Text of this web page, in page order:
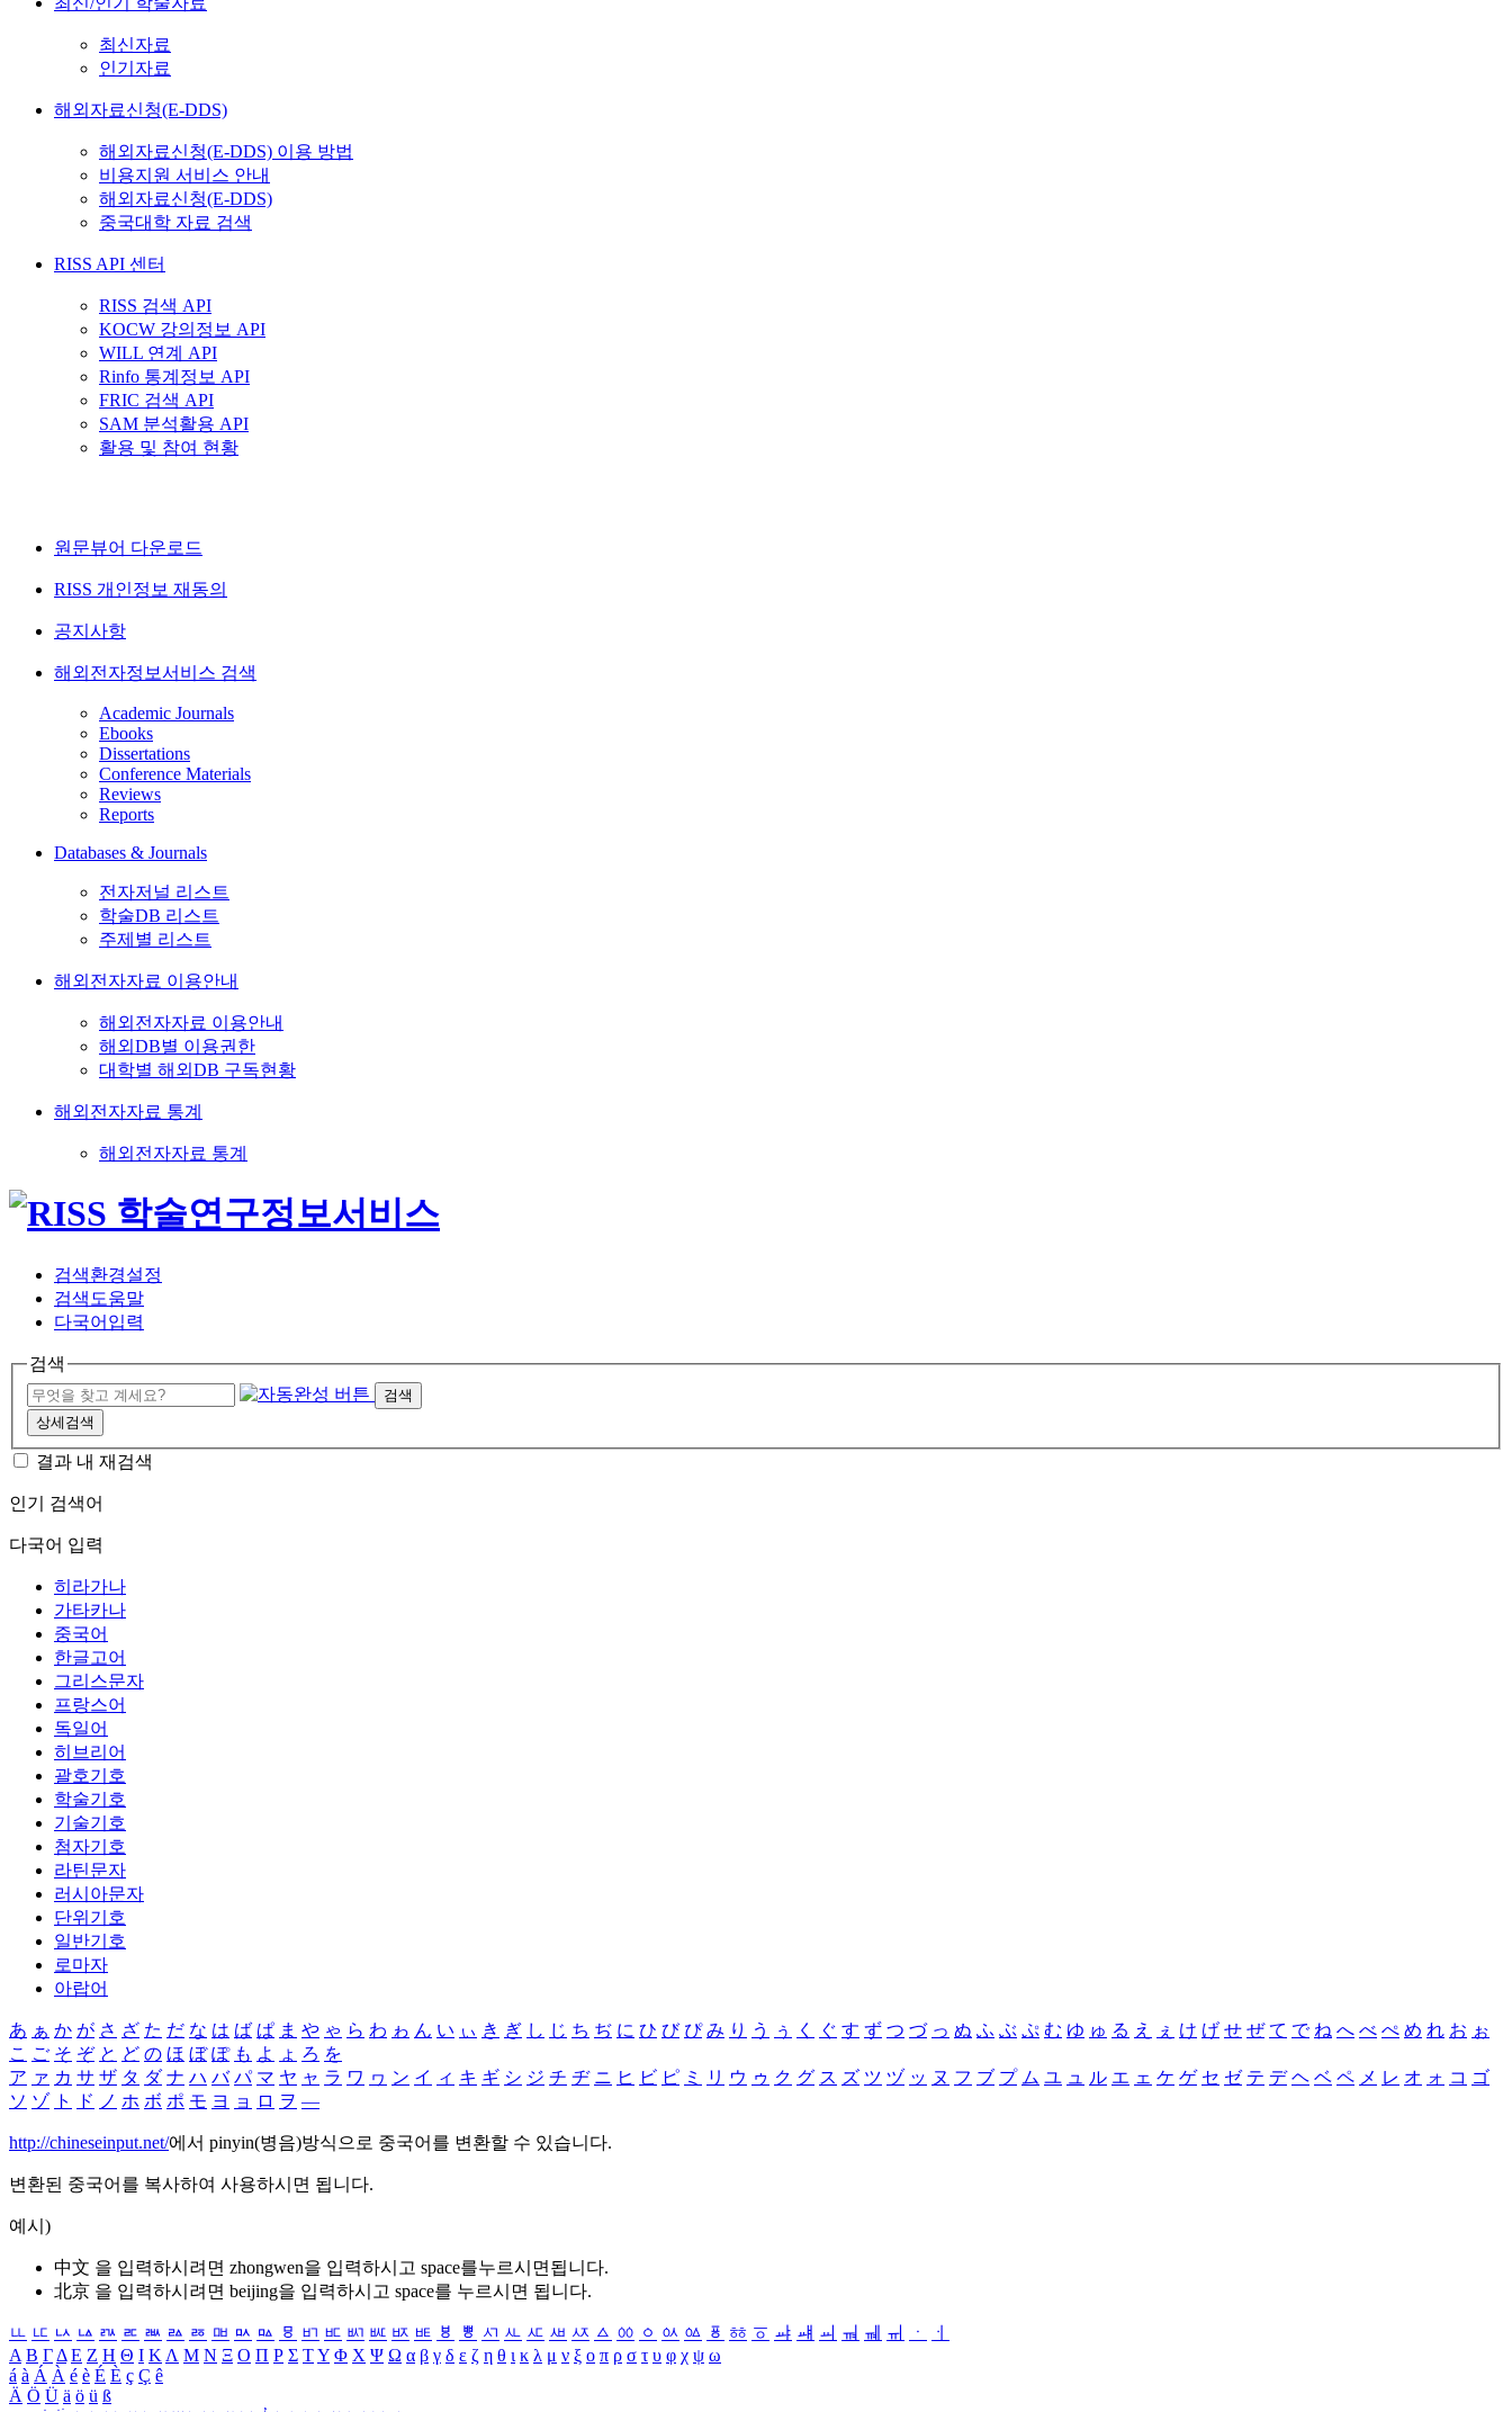
최신자료
인기자료
해외자료신청(E-DDS)
해외자료신청(E-DDS) 이용 방법
비용지원 서비스 안내
해외자료신청(E-DDS)
중국대학 자료 검색
RISS API 센터
RISS 검색 API
KOCW 강의정보 API
WILL 연계 API
Rinfo 통계정보 API
FRIC 검색 API
SAM 분석활용 API
활용 및 참여 현황
원문뷰어 다운로드
RISS 개인정보 재동의
공지사항
해외전자정보서비스 검색
Academic Journals
Ebooks
Dissertations
Conference Materials
Reviews
Reports
Databases & Journals
전자저널 리스트
학술DB 리스트
주제별 리스트
해외전자자료 이용안내
해외전자자료 이용안내
해외DB별 이용권한
대학별 해외DB 구독현황
해외전자자료 통계
해외전자자료 통계
검색환경설정
검색도움말
다국어입력
검색
검색
상세검색
결과 내 재검색
인기 검색어
다국어 입력
히라가나
가타카나
중국어
한글고어
그리스문자
프랑스어
독일어
히브리어
괄호기호
학술기호
기술기호
첨자기호
라틴문자
러시아문자
단위기호
일반기호
로마자
아랍어
あ ぁ か が さ ざ た だ な は ば ぱ ま や ゃ ら わ ゎ ん い ぃ き ぎ し じ ち ぢ に ひ び ぴ み り う ぅ く ぐ す ず つ づ っ ぬ ふ ぶ ぷ む ゆ ゅ る え ぇ け げ せ ぜ て で ね へ べ ぺ め れ お ぉ
こ ご そ ぞ と ど の ほ ぼ ぽ も よ ょ ろ を
ア ァ カ サ ザ タ ダ ナ ハ バ パ マ ヤ ャ ラ ワ ヮ ン イ ィ キ ギ シ ジ チ ヂ ニ ヒ ビ ピ ミ リ ウ ゥ ク グ ス ズ ツ ヅ ッ ヌ フ ブ プ ム ユ ュ ル エ ェ ケ ゲ セ ゼ テ デ ヘ ベ ペ メ レ オ ォ コ ゴ
ソ ゾ ト ド ノ ホ ボ ポ モ ヨ ョ ロ ヲ ―
http://chineseinput.net/에서 pinyin(병음)방식으로 중국어를 변환할 수 있습니다.
변환된 중국어를 복사하여 사용하시면 됩니다.
예시)
中文 을 입력하시려면 zhongwen을 입력하시고 space를누르시면됩니다.
北京 을 입력하시려면 beijing을 입력하시고 space를 누르시면 됩니다.
ㅥ ㅦ ㅧ ㅨ ㅩ ㅪ ㅫ ㅬ ㅭ ㅮ ㅯ ㅰ ㅱ ㅲ ㅳ ㅴ ㅵ ㅶ ㅷ ㅸ ㅹ ㅺ ㅻ ㅼ ㅽ ㅾ ㅿ ㆀ ㆁ ㆂ ㆃ ㆄ ㆅ ㆆ ㆇ ㆈ ㆉ ㆊ ㆋ ㆌ ㆍ
ㆎ
Α Β ΓΔ Ε Ζ Η Θ Ι ΚΛ Μ Ν Ξ Ο Π Ρ Σ ΤΥ Φ Χ Ψ Ω α β γ δ ε ζ η θ ι κ λ μ ν ξ ο π ρ σ τ υ φ χ ψ ω
á à Á À é è É È ç Ç ê
Ä Ö Ü ä ö ü ß